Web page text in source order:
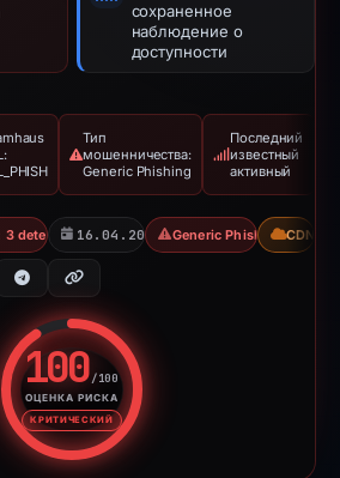
сохраненное
наблюдение о
доступности
Тип
мошенничества:
Generic Phishing
Последний
известный
активный
3 detections16.04.2026 Generic PhishingCDN
100/100
ОЦЕНКА РИСКА
КРИТИЧЕСКИЙ
Оценка риска: 100 из 100.